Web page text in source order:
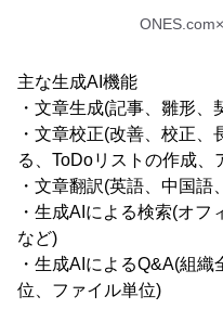
主な生成AI機能
・文章生成(記事、雛形
・文章校正(改善、校正
る、ToDoリストの作成、
・文章翻訳(英語、中国語
・生成AIによる検索(オ
など)
・生成AIによるQ&A(組
位、ファイル単位)